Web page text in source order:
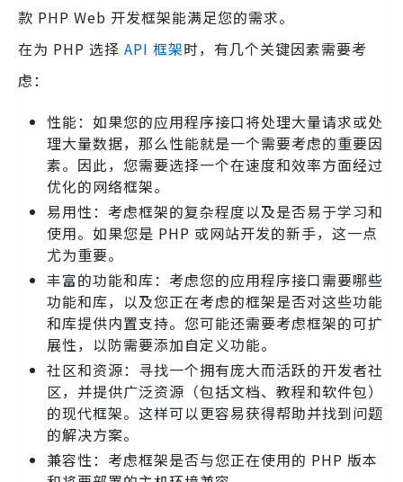
款 PHP Web 开发框架能满足您的需求。
在为 PHP 选择 API 框架时，有几个关键因素需要考
虑：
性能：如果您的应用程序接口将处理大量请求或处
理大量数据，那么性能就是一个需要考虑的重要因
素。因此，您需要选择一个在速度和效率方面经过
优化的网络框架。
易用性：考虑框架的复杂程度以及是否易于学习和
使用。如果您是 PHP 或网站开发的新手，这一点
尤为重要。
丰富的功能和库：考虑您的应用程序接口需要哪些
功能和库，以及您正在考虑的框架是否对这些功能
和库提供内置支持。您可能还需要考虑框架的可扩
展性，以防需要添加自定义功能。
社区和资源：寻找一个拥有庞大而活跃的开发者社
区，并提供广泛资源（包括文档、教程和软件包）
的现代框架。这样可以更容易获得帮助并找到问题
的解决方案。
兼容性：考虑框架是否与您正在使用的 PHP 版本